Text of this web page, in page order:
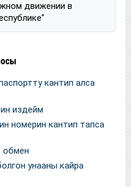
движении в
кантип алса
издейм
номерин кантип тапса
обмен
унааны кайра